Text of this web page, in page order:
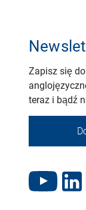
Zapisz się
teraz i bądź